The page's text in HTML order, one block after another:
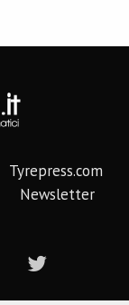
Tyrepress.com
Newsletter